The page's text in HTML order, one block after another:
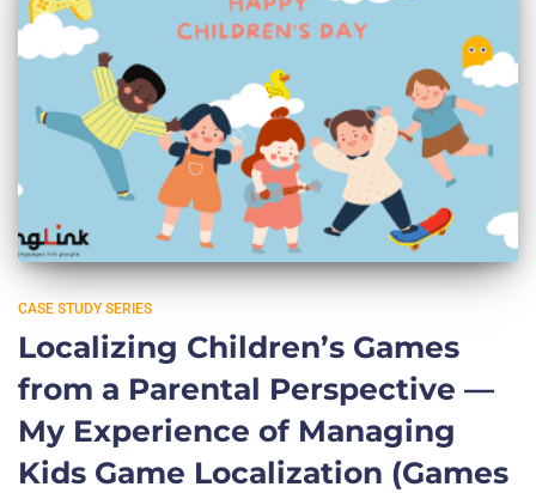
CASE STUDY SERIES
Localizing Children’s Games
from a Parental Perspective —
My Experience of Managing
Kids Game Localization (Games